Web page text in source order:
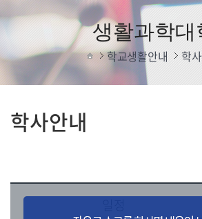
생활과학대
학교생활안내 학
학사안내